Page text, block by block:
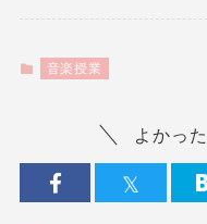
音楽授業
よかっ